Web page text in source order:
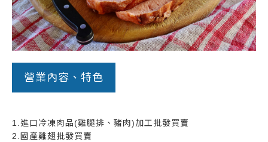
營業內容、特色
1.進口冷凍肉品(雞腿排、豬肉)加工批發買賣
2.國產雞翅批發買賣